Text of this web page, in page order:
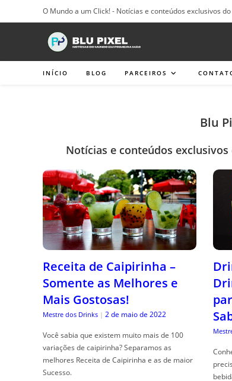
para
O Mundo a um Click! - Notícias e conteúdos exclusivos
INÍCIO BLOG PARCEIROS
Blu
Notícias e conteúdos
Receita de Caipirinha –
Somente as Melhores e
Mais Gostosas!
Mestre dos Drinks | 2 de maio de 2022
Você sabia que existem muito mais de 100
variações de caipirinha? Separamos as
melhores Receita de Caipirinha e as de maior
Sucesso.